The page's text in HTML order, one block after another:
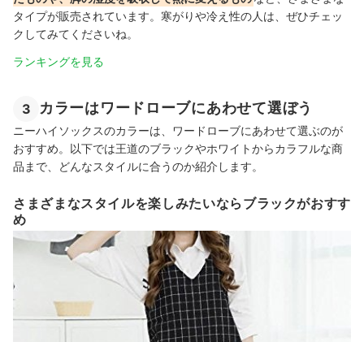
タイプが販売されています。寒がりや冷え性の人は、ぜひチェッ
クしてみてくださいね。
ランキングを見る
3 カラーはワードローブにあわせて選ぼう
ニーハイソックスのカラーは、ワードローブにあわせて選ぶのが
おすすめ。以下では王道のブラックやホワイトからカラフルな商
品まで、どんなスタイルに合うのか紹介します。
さまざまなスタイルを楽しみたいならブラックがおすす
め